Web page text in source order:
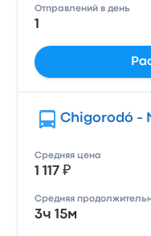
Отправлений в день
1
Chigorodó -
Средняя цена
1 117 ₽
Средняя
3ч 15м